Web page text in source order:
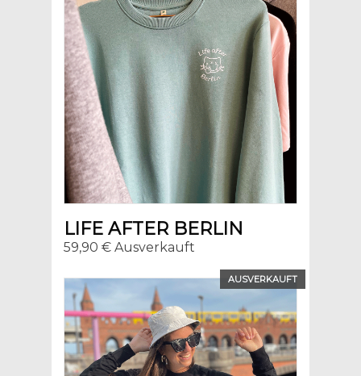
LIFE AFTER BERLIN
59,90 € Ausverkauft
AUSVERKAUFT